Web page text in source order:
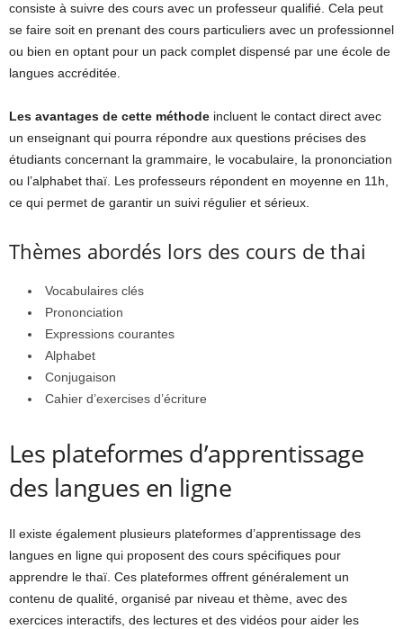
consiste à suivre des cours avec un professeur qualifié. Cela peut
se faire soit en prenant des cours particuliers avec un professionnel
ou bien en optant pour un pack complet dispensé par une école de
langues accréditée.
Les avantages de cette méthode incluent le contact direct avec
un enseignant qui pourra répondre aux questions précises des
étudiants concernant la grammaire, le vocabulaire, la prononciation
ou l’alphabet thaï. Les professeurs répondent en moyenne en 11h,
ce qui permet de garantir un suivi régulier et sérieux.
Thèmes abordés lors des cours de thai
Vocabulaires clés
Prononciation
Expressions courantes
Alphabet
Conjugaison
Cahier d’exercises d’écriture
Les plateformes d’apprentissage
des langues en ligne
Il existe également plusieurs plateformes d’apprentissage des
langues en ligne qui proposent des cours spécifiques pour
apprendre le thaï. Ces plateformes offrent généralement un
contenu de qualité, organisé par niveau et thème, avec des
exercices interactifs, des lectures et des vidéos pour aider les